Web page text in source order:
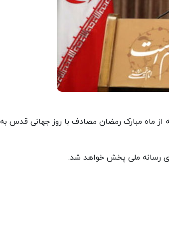
ماه مبارک رمضان مصادف با روز جهانی قدس به